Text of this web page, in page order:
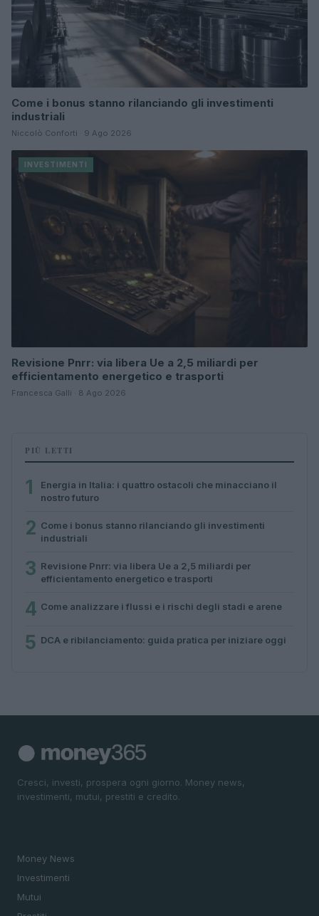
Come i bonus stanno rilanciando gli investimenti
industriali
Niccolò Conforti · 9 Ago 2026
INVESTIMENTI
Revisione Pnrr: via libera Ue a 2,5 miliardi per
efficientamento energetico e trasporti
Francesca Galli · 8 Ago 2026
PIÙ LETTI
1
Energia in Italia: i quattro ostacoli che minacciano il
nostro futuro
2 Come i bonus stanno rilanciando gli investimenti
industriali
3 Revisione Pnrr: via libera Ue a 2,5 miliardi per
efficientamento energetico e trasporti
4 Come analizzare i flussi e i rischi degli stadi e arene
5 DCA e ribilanciamento: guida pratica per iniziare oggi
Cresci, investi, prospera ogni giorno. Money news,
investimenti, mutui, prestiti e credito.
Money News
Investimenti
Mutui